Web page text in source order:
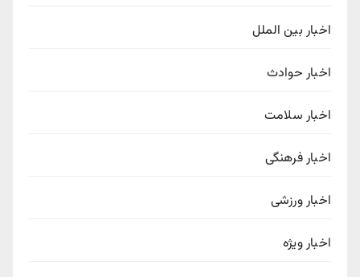
اخبار بین الملل
اخبار حوادث
اخبار سلامت
اخبار فرهنگی
اخبار ورزشی
اخبار ویژه